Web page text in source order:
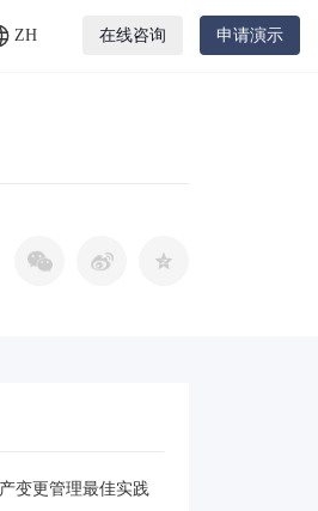
ZH 在线咨询 申请演示
变更管理最佳实践